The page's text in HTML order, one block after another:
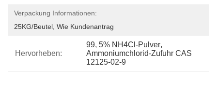
Verpackung Informationen:
25KG/Beutel, Wie Kundenantrag
Hervorheben:
99, 5% NH4Cl-Pulver,
Ammoniumchlorid-Zufuhr CAS
12125-02-9